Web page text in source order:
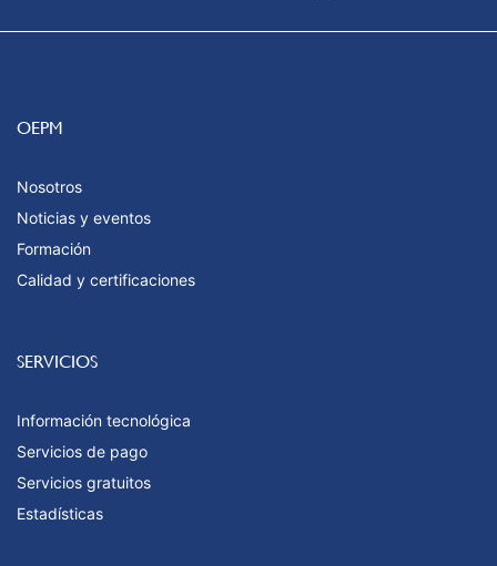
OEPM
Nosotros
Noticias y eventos
Formación
Calidad y certificaciones
SERVICIOS
Información tecnológica
Servicios de pago
Servicios gratuitos
Estadísticas